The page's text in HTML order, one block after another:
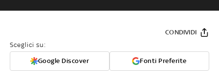
Sceglici su:
Google Discover Fonti Preferite
CONDIVIDI